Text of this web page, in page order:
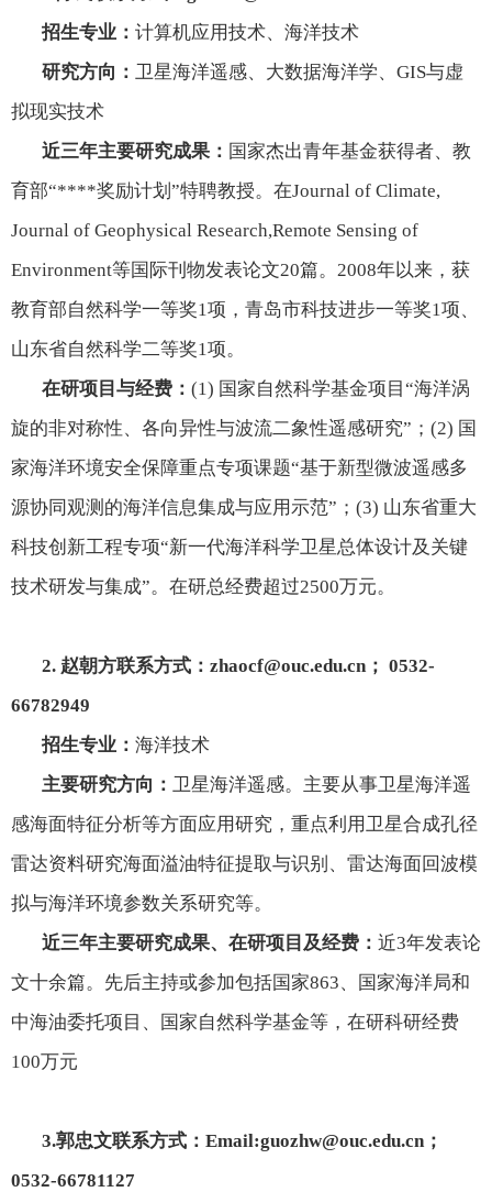
招生专业： 计算机应用技术、海洋技术
研究方向： 卫星海洋遥感、大数据海洋学、 GIS与虚
拟现实技术
近三年主要研究成果： 国家杰出青年基金获得者、教
育部“****奖励计划”特聘教授。在Journal of Climate,
Journal of Geophysical Research,Remote Sensing of
Environment等国际刊物发表论文20篇。 2008年以来，获
教育部自然科学一等奖1项，青岛市科技进步一等奖1项、
山东省自然科学二等奖1项。
在研项目与经费： (1) 国家自然科学基金项目“海洋涡
旋的非对称性、各向异性与波流二象性遥感研究”； (2) 国
家海洋环境安全保障重点专项课题“基于新型微波遥感多
源协同观测的海洋信息集成与应用示范”； (3) 山东省重大
科技创新工程专项“新一代海洋科学卫星总体设计及关键
技术研发与集成”。在研总经费超过2500万元。
2. 赵朝方联系方式： zhaocf@ouc.edu.cn ； 0532-
66782949
招生专业： 海洋技术
主要研究方向： 卫星海洋遥感。主要从事卫星海洋遥
感海面特征分析等方面应用研究，重点利用卫星合成孔径
雷达资料研究海面溢油特征提取与识别、雷达海面回波模
拟与海洋环境参数关系研究等。
近三年主要研究成果、在研项目及经费： 近3年发表论
文十余篇。先后主持或参加包括国家863、国家海洋局和
中海油委托项目、国家自然科学基金等，在研科研经费
100万元
3.郭忠文联系方式： Email:guozhw@ouc.edu.cn ；
0532-66781127